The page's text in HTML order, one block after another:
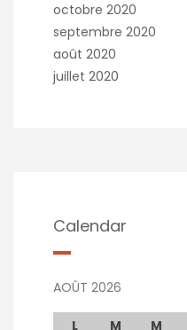
octobre 2020
septembre 2020
août 2020
juillet 2020
Calendar
AOÛT 2026
L M M